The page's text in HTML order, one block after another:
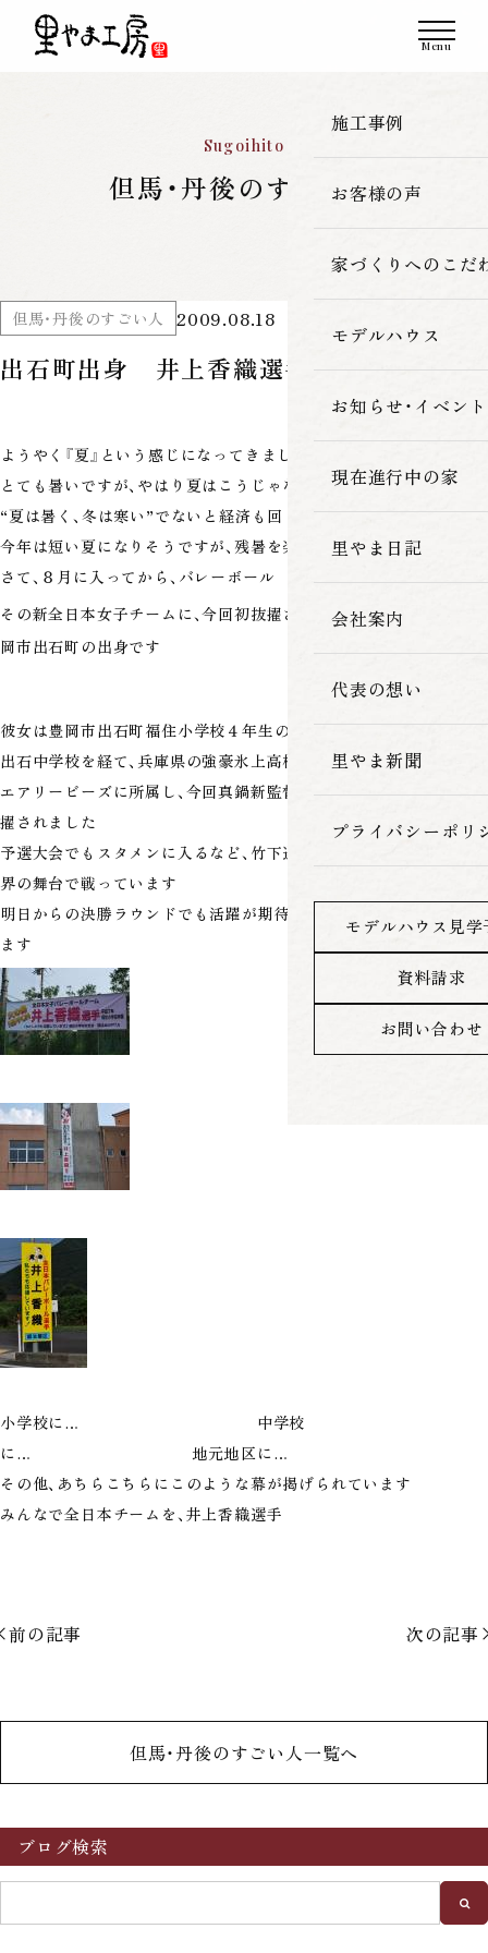
施工事例
一覧
新築
改築・リフォーム
お客様の声
家づくりへのこだ
里やま工房の家
素材へのこだわ
暮らしの性能
モデルハウス
お知らせ・イベント
現在進行中の家
里やま日記
会社案内
代表の想い
里やま新聞
プライバシーポリ
モデルハウス見学
資料請求
お問い合わせ
Sugoihito
但馬・丹後のすごい人
但馬・丹後のすごい人 2009.08.18
出石町出身 井上香織選手
ようやく『夏』という感じになってきました
とても暑いですが、やはり夏はこうじゃないと
“夏は暑く、冬は寒い”でないと経済も回りません
今年は短い夏になりそうですが、残暑を楽しみましょう
さて、８月に入ってから、バレーボール
その新全日本女子チームに、今回初抜擢された 井上香織選手
岡市出石町の出身です
彼女は豊岡市出石町福住小学校４年生の時にバレーボールを始め、
出石中学校を経て、兵庫県の強豪氷上高校で大活躍。現在はデンソー
エアリービーズに所属し、今回真鍋新監督率いる全日本チームに抜
擢されました
予選大会でもスタメンに入るなど、竹下選手や栗原選手達と共に世
界の舞台で戦っています
明日からの決勝ラウンドでも活躍が期待され、地元も熱くなってい
ます
小学校に… 中学校
に… 地元地区に…
その他、あちらこちらにこのような幕が掲げられています
みんなで全日本チームを、井上香織選手
前の記事 次の記事
但馬・丹後のすごい人一覧へ
ブログ検索